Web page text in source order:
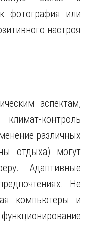
фотография или
настроя
аспектам,
контроль
различных
отдыха) могут
Адаптивные
Не
компьютеры и